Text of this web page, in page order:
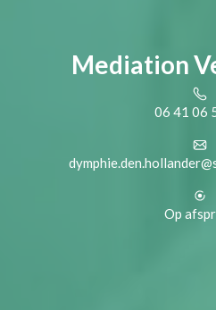
Mediation
06 41 06
Op